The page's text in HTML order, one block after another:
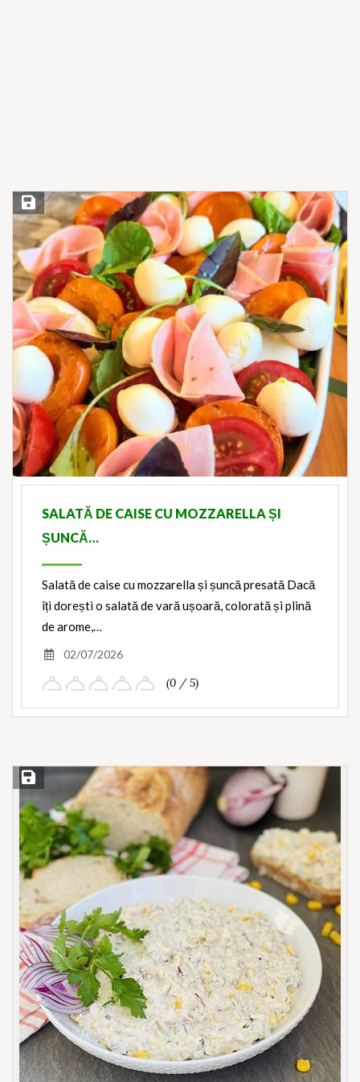
Save Recipe
SALATĂ DE CAISE CU MOZZARELLA ȘI
ȘUNCĂ…
Salată de caise cu mozzarella și șuncă presată Dacă
îți dorești o salată de vară ușoară, colorată și plină
de arome,…
02/07/2026
(0 / 5)
Save Recipe